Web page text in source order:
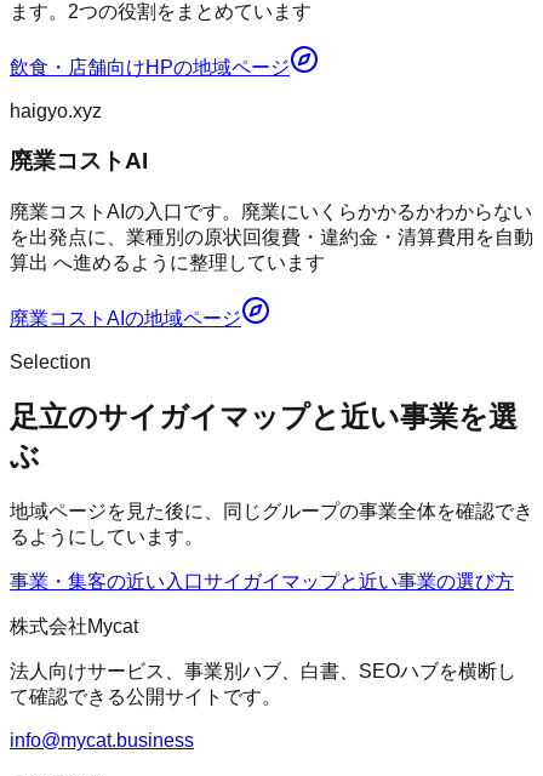
ます。2つの役割をまとめています
飲食・店舗向けHPの地域ページ
haigyo.xyz
廃業コストAI
廃業コストAIの入口です。廃業にいくらかかるかわからない
を出発点に、業種別の原状回復費・違約金・清算費用を自動
算出 へ進めるように整理しています
廃業コストAI の地域ページ
Selection
足立のサイガイマップと近い事業を選
ぶ
地域ページを見た後に、同じグループの事業全体を確認でき
るようにしています。
事業・集客の近い入口サイガイマップと近い事業の選び方
株式会社Mycat
法人向けサービス、事業別ハブ、白書、SEOハブを横断し
て確認できる公開サイトです。
info@mycat.business